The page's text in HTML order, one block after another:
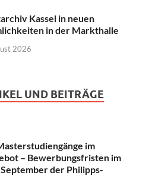
Kassel in neuen
in der Markthalle
2026
UND BEITRÄGE
im
– Bewerbungsfristen im
der Philipps-